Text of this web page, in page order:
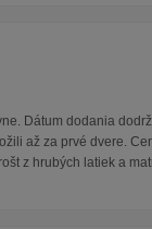
Dátum dodania
až za prvé dvere.
z hrubých latiek a